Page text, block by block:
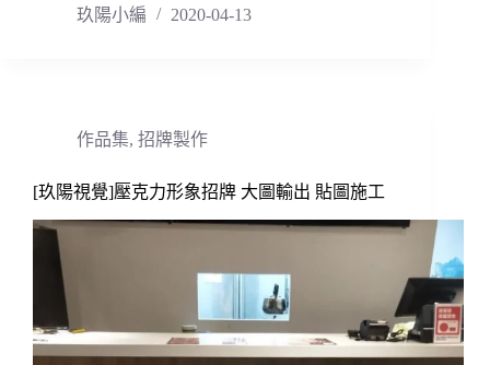
玖陽小編
2020-04-13
作品集, 招牌製作
[玖陽視覺]壓克力形象招牌 大圖輸出 貼圖施工